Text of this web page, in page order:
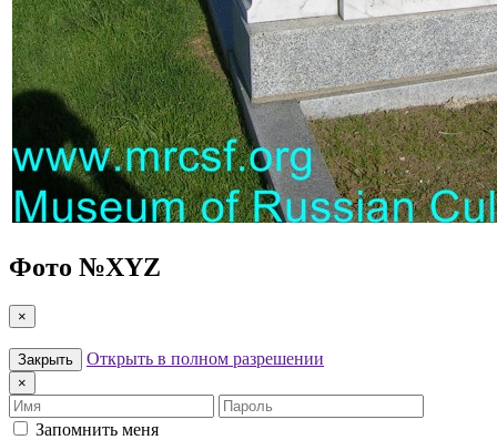
Фото №XYZ
×
Закрыть Открыть в полном разрешении
×
Имя
Пароль
Запомнить меня